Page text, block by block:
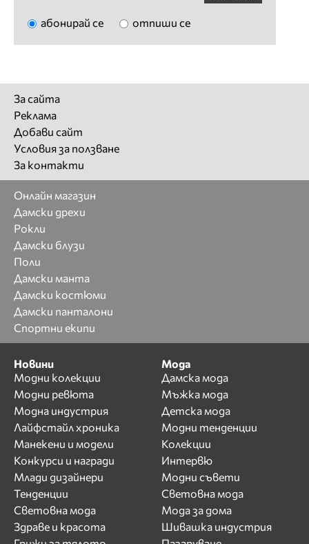
абонирай се отпиши се
За сайта
Реклама
Добави сайт
Условия за ползване
За контакти
Онлайн магазин
Дамски дрехи
Рокли
Дамски блузи
Поли
Дамски манта
Дамски костюми
Дамски панталони
Спортни екипи
Новини
Модни колекции
Модни ревюта
Модна индустрия
Лайфстайл хроника
Манекени и модели
Конкурси и награди
Млади дизайнери
Тенденции
Световна мода
Здраве и красота
Мода
Дамска мода
Мъжка мода
Детска мода
Модни тенденции
Колекции
Интервю
Модни съвети
Световна мода
Мода за дома
Шивашка индустрия